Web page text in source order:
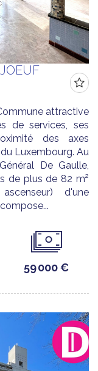
attractive
de services, ses
des axes
Luxembourg. Au
De Gaulle,
de plus de 82 m²
d'une
59 000 €